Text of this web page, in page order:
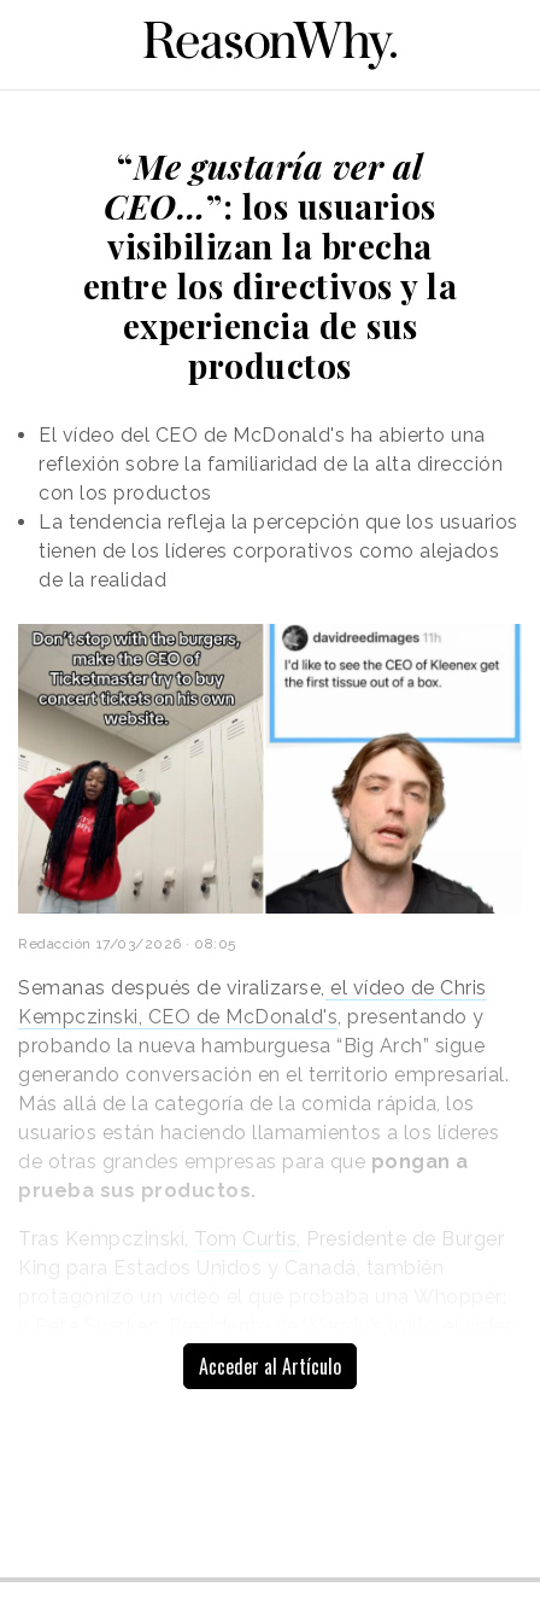
“Me gustaría ver al
CEO…”: los usuarios
visibilizan la brecha
entre los directivos y la
experiencia de sus
productos
El vídeo del CEO de McDonald's ha abierto una
reflexión sobre la familiaridad de la alta dirección
con los productos
La tendencia refleja la percepción que los usuarios
tienen de los líderes corporativos como alejados
de la realidad
Redacción 17/03/2026 · 08:05
Semanas después de viralizarse, el vídeo de Chris
Kempczinski, CEO de McDonald's, presentando y
probando la nueva hamburguesa “Big Arch” sigue
generando conversación en el territorio empresarial.
Más allá de la categoría de la comida rápida, los
usuarios están haciendo llamamientos a los líderes
de otras grandes empresas para que pongan a
prueba sus productos.
Tras Kempczinski, Tom Curtis, Presidente de Burger
King para Estados Unidos y Canadá, también
convertido ya en meme, entrando en las cocinas de
la cadena para cocinar su propia hamburguesa y
comercializan las empresas que lideran. “No os
Acceder al Artículo